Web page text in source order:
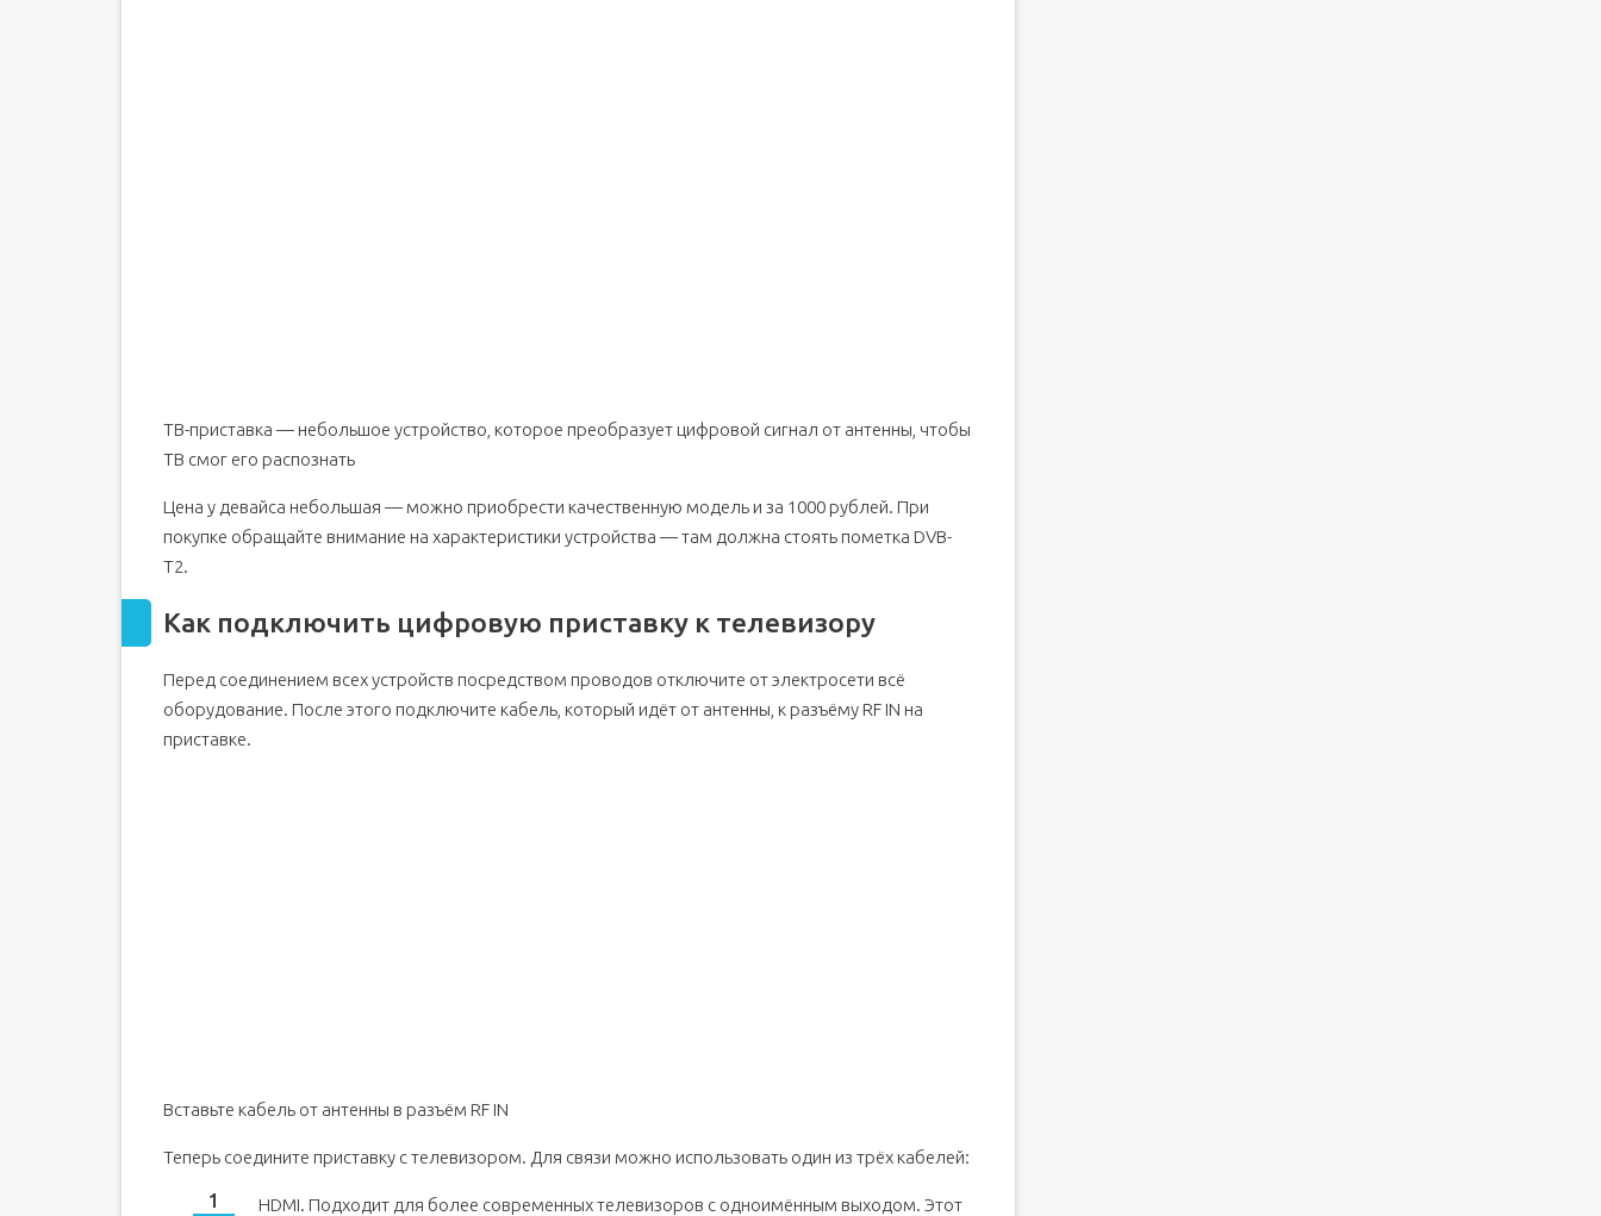
ТВ-приставка — небольшое устройство, которое преобразует цифровой сигнал от антенны, чтобы
ТВ смог его распознать
Цена у девайса небольшая — можно приобрести качественную модель и за 1000 рублей. При
покупке обращайте внимание на характеристики устройства — там должна стоять пометка DVB-
T2.
Как подключить цифровую приставку к телевизору
Перед соединением всех устройств посредством проводов отключите от электросети всё
оборудование. После этого подключите кабель, который идёт от антенны, к разъёму RF IN на
приставке.
Вставьте кабель от антенны в разъём RF IN
Теперь соедините приставку с телевизором. Для связи можно использовать один из трёх кабелей:
HDMI. Подходит для более современных телевизоров с одноимённым выходом. Этот